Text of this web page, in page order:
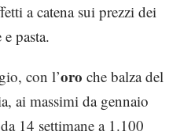
a catena sui prezzi dei
pasta.
con l’oro che balza del
ai massimi da gennaio
14 settimane a 1.100